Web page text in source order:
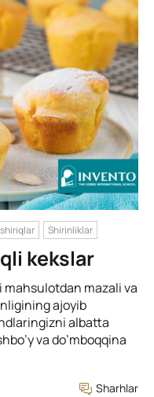
Shirinliklar
kekslar
mahsulotdan mazali va
ajoyib
albatta
va do’mboqqina
Sharhlar